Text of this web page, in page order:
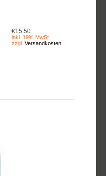
€15.50
inkl. 19% MwSt.
zzgl. Versandkosten